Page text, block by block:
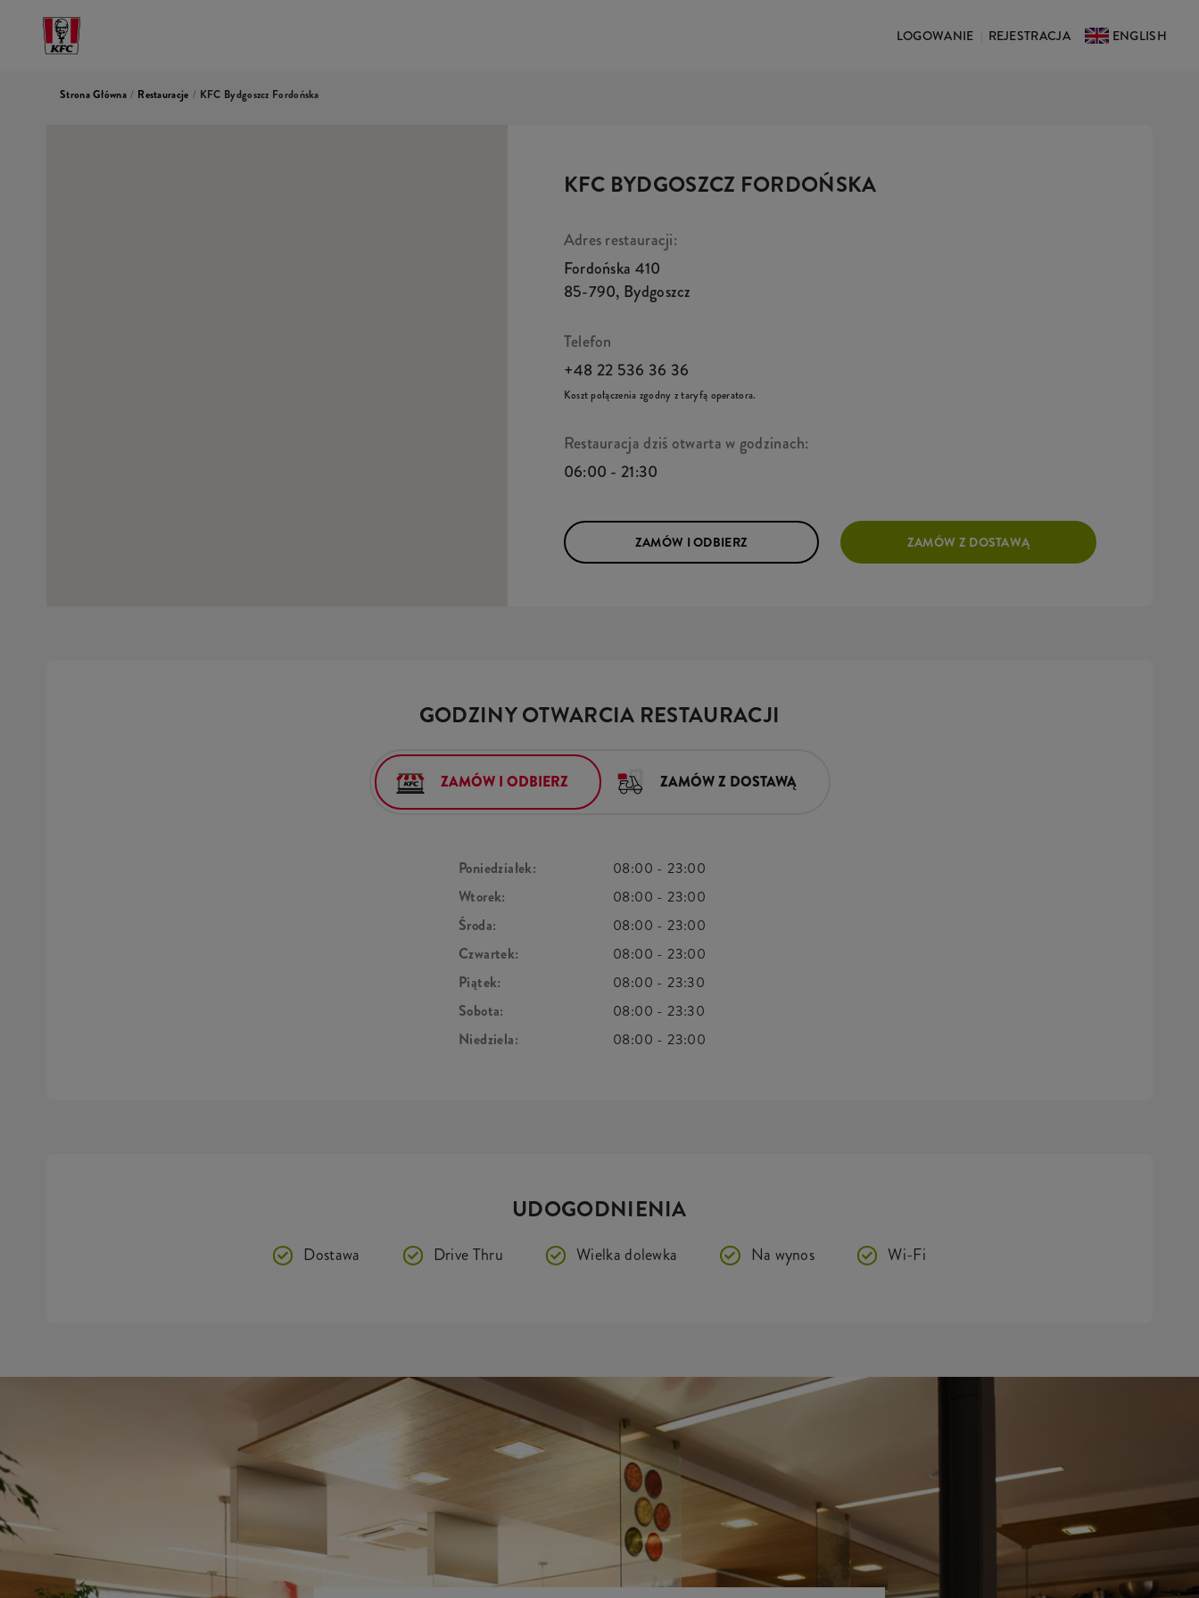
LOGOWANIE REJESTRACJA ENGLISH
Strona Główna / Restauracje / KFC Bydgoszcz Fordońska
KFC BYDGOSZCZ FORDOŃSKA
Adres restauracji:
Fordońska 410
85-790, Bydgoszcz
Telefon
+48 22 536 36 36
Koszt połączenia zgodny z taryfą operatora.
Restauracja dziś otwarta w godzinach:
06:00 - 21:30
ZAMÓW I ODBIERZ ZAMÓW Z DOSTAWĄ
GODZINY OTWARCIA RESTAURACJI
ZAMÓW I ODBIERZ ZAMÓW Z DOSTAWĄ
Poniedziałek: 08:00 -23:00
Wtorek:
08:00 -23:00
Środa:
08:00 -23:00
Czwartek:
08:00 -23:00
Piątek:
08:00 -23:30
Sobota:
08:00 -23:30
Niedziela:
08:00 -23:00
UDOGODNIENIA
Dostawa Drive Thru Wielka dolewka Na wynos Wi-Fi